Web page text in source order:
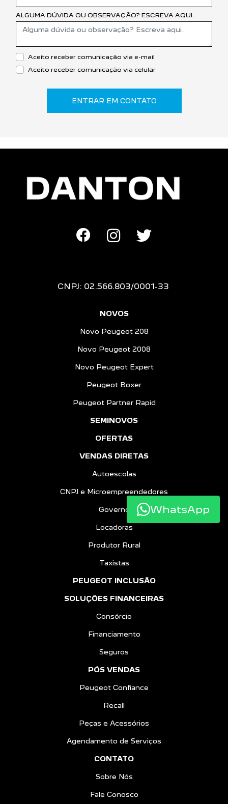
ALGUMA DÚVIDA OU OBSERVAÇÃO? ESCREVA AQUI.
Aceito receber comunicação via e-mail
Aceito receber comunicação via celular
ENTRAR EM CONTATO
CNPJ: 02.566.803/0001-33
NOVOS
Novo Peugeot 208
Novo Peugeot 2008
Novo Peugeot Expert
Peugeot Boxer
Peugeot Partner Rapid
SEMINOVOS
OFERTAS
VENDAS DIRETAS
Autoescolas
CNPJ e Microempreendedores
Governo
Locadoras
Produtor Rural
Taxistas
PEUGEOT INCLUSÃO
SOLUÇÕES FINANCEIRAS
Consórcio
Financiamento
Seguros
PÓS VENDAS
Peugeot Confiance
Recall
Peças e Acessórios
Agendamento de Serviços
CONTATO
Sobre Nós
Fale Conosco
WhatsApp